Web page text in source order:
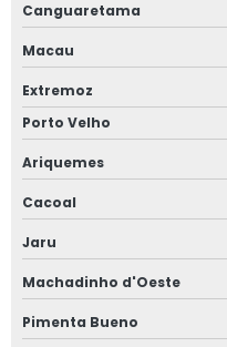
Canguaretama
Macau
Extremoz
Porto Velho
Ariquemes
Cacoal
Jaru
Machadinho d'Oeste
Pimenta Bueno